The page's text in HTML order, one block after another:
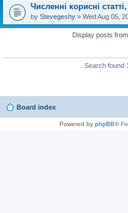
Численні корисні
by Stevegeshy » Wed Aug 05,
Display posts
Search found
Board index
Powered by phpBB®